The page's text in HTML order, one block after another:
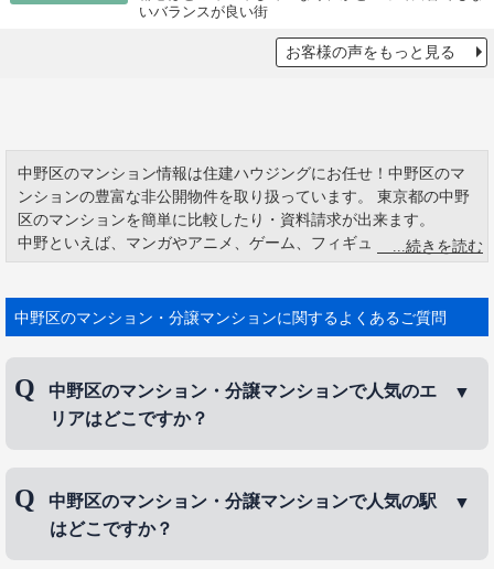
いバランスが良い街
お客様の声をもっと見る
中野区のマンション情報は住建ハウジングにお任せ！中野区のマ
ンションの豊富な非公開物件を取り扱っています。 東京都の中野
区のマンションを簡単に比較したり・資料請求が出来ます。
中野といえば、マンガやアニメ、ゲーム、フィギュアなど、いわ
ゆる“おたく文化” で全国から人が集まる、サブカルチャーの発信
く「サンモール商店街」は、そこを中心に商店、飲食店 が軒を連
ね大変賑わいのあるエリアです。
中野区のマンション・分譲マンションに関するよくあるご質問
中野区のマンション・分譲マンションで人気のエ
リアはどこですか？
アは、東中野、江古田、上鷺宮などです。
中野区のマンション・分譲マンションで人気の駅
はどこですか？